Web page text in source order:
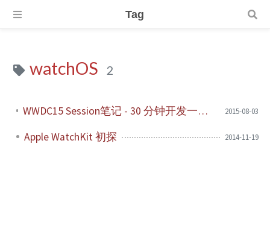
Tag
watchOS 2
WWDC15 Session笔记 - 30 分钟开发一个简单的 watchOS 2 app 2015-08-03
Apple WatchKit 初探 2014-11-19